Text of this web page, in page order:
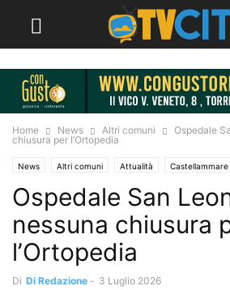
Home News Altri comuni
Ospedale
chiusura per l’Ortopedia
News Altri comuni Attualità Castellammare
Ospedale San
nessuna chiusura
l’Ortopedia
Di Di Redazione - 3 Luglio 2026